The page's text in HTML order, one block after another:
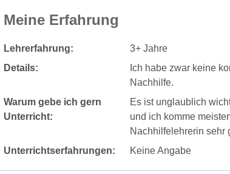
Meine Erfahrung
Lehrerfahrung:
3+ Jahre
Details:
Ich habe zwar keine
Nachhilfe.
Warum gebe ich gern
Unterricht:
Es ist unglaublich
und ich komme
Nachhilfelehrerin sehr
Unterrichtserfahrungen:
Keine Angabe